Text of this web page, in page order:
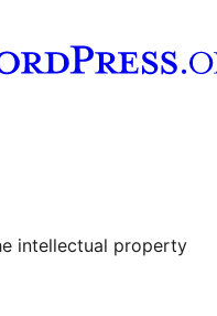
YouTube
tonë Tumblr
intellectual property